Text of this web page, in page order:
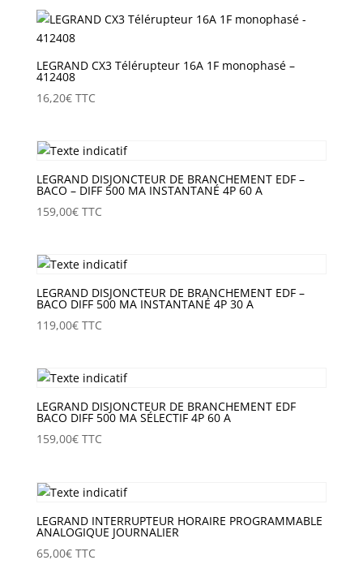
LEGRAND CX3 Télérupteur 16A 1F monophasé –
412408
16,20€ TTC
LEGRAND DISJONCTEUR DE BRANCHEMENT EDF –
BACO – DIFF 500 MA INSTANTANÉ 4P 60 A
159,00€ TTC
LEGRAND DISJONCTEUR DE BRANCHEMENT EDF –
BACO DIFF 500 MA INSTANTANÉ 4P 30 A
119,00€ TTC
LEGRAND DISJONCTEUR DE BRANCHEMENT EDF
BACO DIFF 500 MA SÉLECTIF 4P 60 A
159,00€ TTC
LEGRAND INTERRUPTEUR HORAIRE PROGRAMMABLE
ANALOGIQUE JOURNALIER
65,00€ TTC